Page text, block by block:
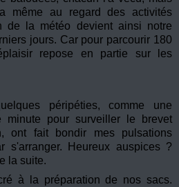
même au regard des activités
de la météo devient ainsi notre
jours. Car pour parcourir 180
repose en partie sur les
péripéties, comme une
minute pour surveiller le brevet
ont fait bondir mes pulsations
s'arranger. Heureux auspices ?
la suite.
à la préparation de nos sacs.